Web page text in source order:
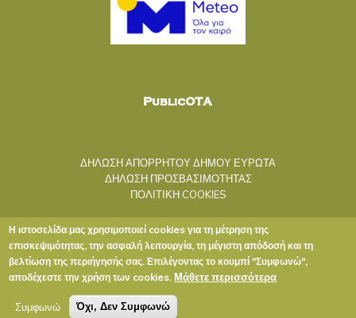
ΔΗΛΩΣΗ ΑΠΟΡΡΗΤΟΥ ΔΗΜΟΥ ΕΥΡΩΤΑ
ΔΗΛΩΣΗ ΠΡΟΣΒΑΣΙΜΟΤΗΤΑΣ
ΠΟΛΙΤΙΚΗ COOKIES
Copyright © 2020 ΔΗΜΟΣ ΕΥΡΩΤΑ
Η ιστοσελίδα μας χρησιμοποιεί cookies για τη μέτρηση της
επισκεψιμότητας, την ασφαλή λειτουργία, τη μέγιστη απόδοσή και τη
βελτίωση της περιήγησής σας. Επιλέγοντας το κουμπί "Συμφωνώ",
αποδέχεστε την χρήση των cookies. Μάθετε περισσότερα
Συμφωνώ Όχι, Δεν Συμφωνώ